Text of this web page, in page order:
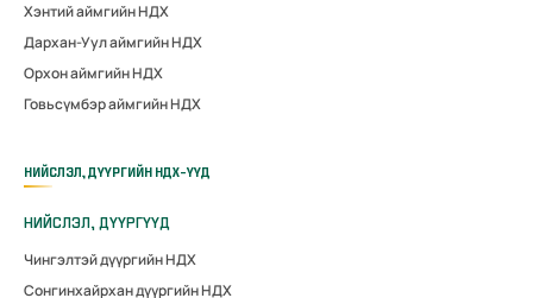
Хэнтий аймгийн НДХ
Дархан-Уул аймгийн НДХ
Орхон аймгийн НДХ
Говьсүмбэр аймгийн НДХ
НИЙСЛЭЛ, ДҮҮРГИЙН НДХ-ҮҮД
НИЙСЛЭЛ, ДҮҮРГҮҮД
Чингэлтэй дүүргийн НДХ
Сонгинхайрхан дүүргийн НДХ